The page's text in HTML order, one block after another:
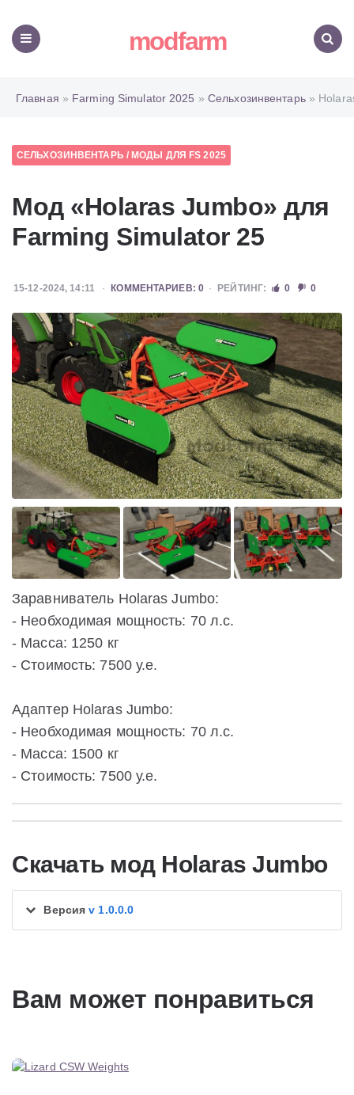
modfarm
Главная » Farming Simulator 2025 » Сельхозинвентарь»
СЕЛЬХОЗИНВЕНТАРЬ / МОДЫ ДЛЯ FS 2025
Мод «Holaras Jumbo» для
Farming Simulator 25
15-12-2024, 14:11 КОММЕНТАРИЕВ: 0 РЕЙТИНГ: 0 0
Заравниватель Holaras Jumbo:
- Необходимая мощность: 70 л.с.
- Масса: 1250 кг
- Стоимость: 7500 у.е.
Адаптер Holaras Jumbo:
- Необходимая мощность: 70 л.с.
- Масса: 1500 кг
- Стоимость: 7500 у.е.
Скачать мод Holaras Jumbo
Версияv 1.0.0.0
Вам может понравиться